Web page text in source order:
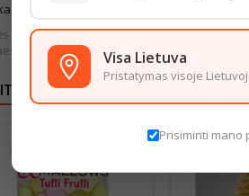
0,27
išvaizda gali šiek tiek skirtis nuo
informacija pateikiama ant produkto
PREKĖS TOJE PAČIOJE
Visa Lietuva
Pristatymas visoje
Prisiminti mano